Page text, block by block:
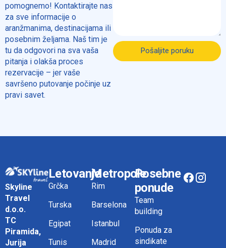
pomognemo! Kontaktirajte nas
za sve informacije o
aranžmanima, destinacijama ili
posebnim željama. Naš tim je
tu da odgovori na sva vaša
pitanja i olakša proces
rezervacije – jer vaše
savršeno putovanje počinje uz
pravi savet.
Pošaljite poruku
Skyline
Travel
d.o.o.
TC
Piramida,
Jurija
Letovanje
Grčka
Turska
Egipat
Tunis
Metropole
Rim
Barselona
Istanbul
Madrid
Posebne
ponude
Team
building
Ponuda za
sindikate